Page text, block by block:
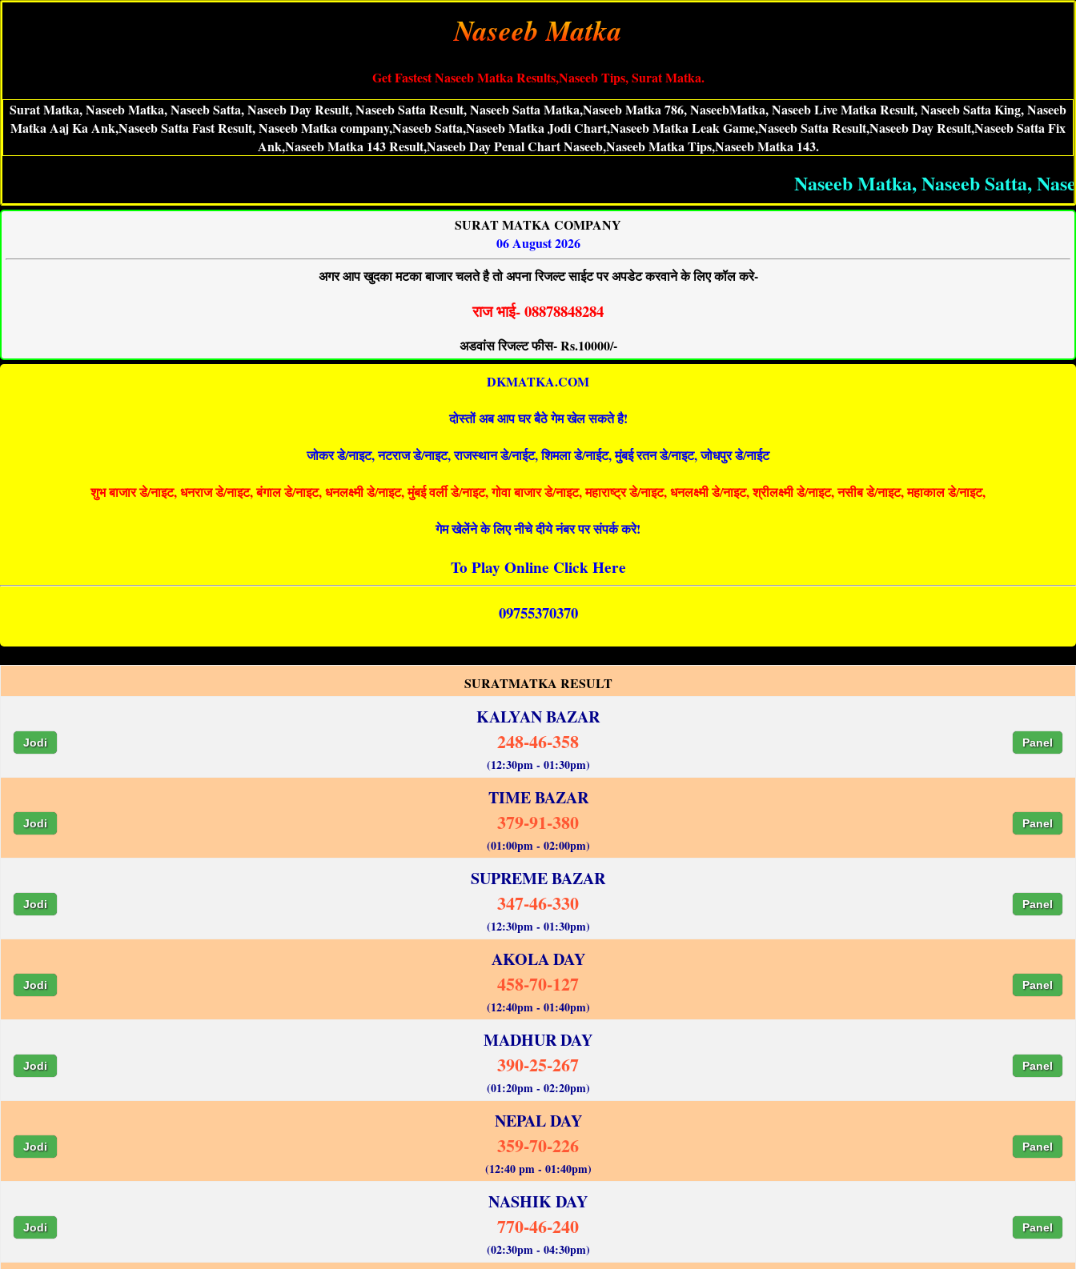
Naseeb Matka
Get Fastest Naseeb Matka Results,Naseeb Tips, Surat Matka.
Surat Matka, Naseeb Matka, Naseeb Satta, Naseeb Day Result, Naseeb Satta Result, Naseeb Satta Matka,Naseeb Matka 786, NaseebMatka, Naseeb Live Matka Result, Naseeb Satta King, Naseeb
Matka Aaj Ka Ank,Naseeb Satta Fast Result, Naseeb Matka company,Naseeb Satta,Naseeb Matka Jodi Chart,Naseeb Matka Leak Game,Naseeb Satta Result,Naseeb Day Result,Naseeb Satta Fix
Ank,Naseeb Matka 143 Result,Naseeb Day Penal Chart Naseeb,Naseeb Matka Tips,Naseeb Matka 143.
Naseeb Matka, Naseeb Satta,
SURAT MATKA COMPANY
06 August 2026
अगर आप खुदका मटका बाजार चलते है तो अपना रिजल्ट साईट पर अपडेट करवाने के लिए कॉल करे-
राज भाई- 08878848284
अडवांस रिजल्ट फीस- Rs.10000/-
DKMATKA.COM
दोस्तों अब आप घर बैठे गेम खेल सकते है!
जोकर डे/नाइट, नटराज डे/नाइट, राजस्थान डे/नाईट, शिमला डे/नाईट, मुंबई रतन डे/नाइट, जोधपुर डे/नाईट
शुभ बाजार डे/नाइट, धनराज डे/नाइट, बंगाल डे/नाइट, धनलक्ष्मी डे/नाइट, मुंबई वर्ली डे/नाइट, गोवा बाजार डे/नाइट, महाराष्ट्र डे/नाइट, धनलक्ष्मी डे/नाइट, श्रीलक्ष्मी डे/नाइट, नसीब डे/नाइट, महाकाल डे/नाइट,
गेम खेलेंने के लिए नीचे दीये नंबर पर संपर्क करे!
To Play Online Click Here
09755370370
SURATMATKA RESULT
KALYAN BAZAR
Jodi 248-46-358 Panel
(12:30pm - 01:30pm)
TIME BAZAR
Jodi 379-91-380 Panel
(01:00pm - 02:00pm)
SUPREME BAZAR
Jodi 347-46-330 Panel
(12:30pm - 01:30pm)
AKOLA DAY
Jodi 458-70-127 Panel
(12:40pm - 01:40pm)
MADHUR DAY
Jodi 390-25-267 Panel
(01:20pm - 02:20pm)
NEPAL DAY
Jodi 359-70-226 Panel
(12:40 pm - 01:40pm)
NASHIK DAY
Jodi 770-46-240 Panel
(02:30pm - 04:30pm)